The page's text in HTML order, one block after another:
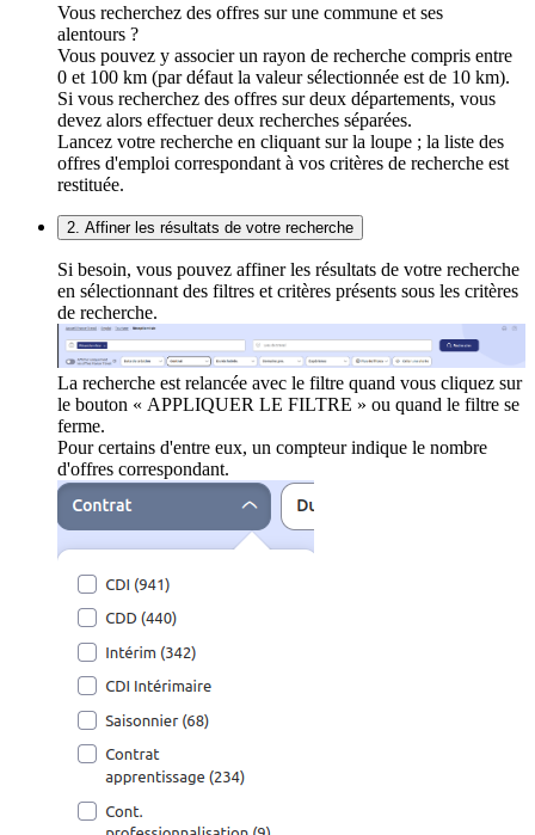
Vous recherchez des offres sur une commune et ses
alentours ?
Vous pouvez y associer un rayon de recherche compris entre
0 et 100 km (par défaut la valeur sélectionnée est de 10 km).
Si vous recherchez des offres sur deux départements, vous
devez alors effectuer deux recherches séparées.
Lancez votre recherche en cliquant sur la loupe ; la liste des
offres d'emploi correspondant à vos critères de recherche est
restituée.
2. Affiner les résultats de votre recherche
Si besoin, vous pouvez affiner les résultats de votre recherche
en sélectionnant des filtres et critères présents sous les critères
de recherche.
La recherche est relancée avec le filtre quand vous cliquez sur
le bouton « APPLIQUER LE FILTRE » ou quand le filtre se
ferme.
Pour certains d'entre eux, un compteur indique le nombre
d'offres correspondant.